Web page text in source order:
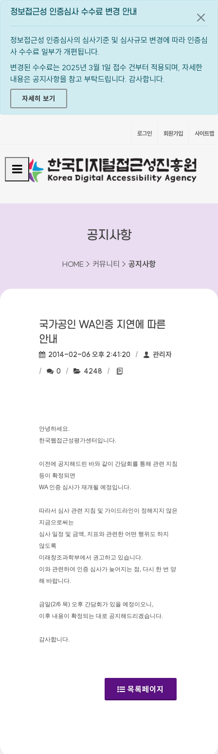
정보접근성 인증심사 수수료 변경 안내
정보접근성 인증심사의 심사기준 및 심사규모 변경에 따라 인증심
사 수수료 일부가 개편됩니다.
변경된 수수료는 2025년 3월 1일 접수 건부터 적용되며, 자세한
내용은 공지사항을 참고 부탁드립니다. 감사합니다.
자세히 보기
공지
로그인 회원가입 사이트맵
공지사항
HOME > 커뮤니티 > 공지사항
국가공인 WA인증 지연에 따른
안내
작성일:
2014-02-06 오후 2:41:20 작성자:
관리자
댓글수:
0 조회수:
4248
안녕하세요.
한국웹접근성평가센터입니다.
이전에 공지해드린 바와 같이 간담회를 통해 관련 지침
등이 확정되면
WA 인증 심사가 재개될 예정입니다.
따라서 심사 관련 지침 및 가이드라인이 정해지지 않은
지금으로써는
심사 일정 및 금액, 지표와 관련한 어떤 행위도 하지
않도록
미래창조과학부에서 권고하고 있습니다.
이와 관련하여 인증 심사가 늦어지는 점, 다시 한 번 양
해 바랍니다.
금일(2/6 목) 오후 간담회가 있을 예정이오니,
이후 내용이 확정되는 대로 공지해드리겠습니다.
감사합니다.
(공지사항)
목록페이지